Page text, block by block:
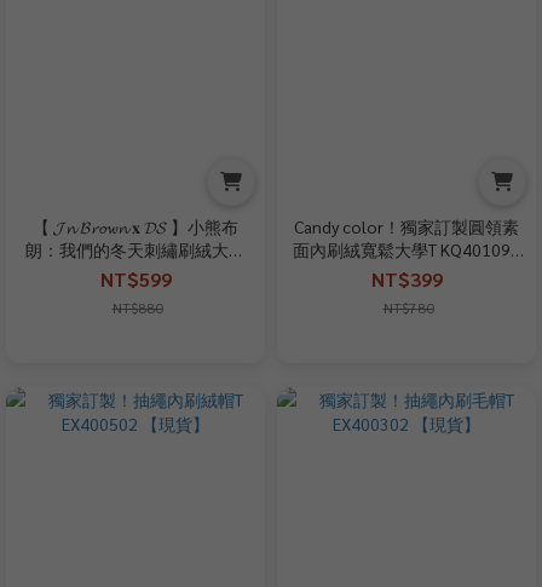
【 𝓙𝓷 𝓑𝓻𝓸𝔀𝓷 𝐱 𝓓𝓢 】小熊布
朗：我們的冬天刺繡刷絨大學
T(聯名款)【現貨】
NT$599
NT$880
Candy color！獨家訂製圓領素
面內刷絨寬鬆大學T KQ401091
【現貨】
NT$399
NT$780